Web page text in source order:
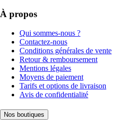
À propos
Qui sommes-nous ?
Contactez-nous
Conditions générales de vente
Retour & remboursement
Mentions légales
Moyens de paiement
Tarifs et options de livraison
Avis de confidentialité
Nos boutiques